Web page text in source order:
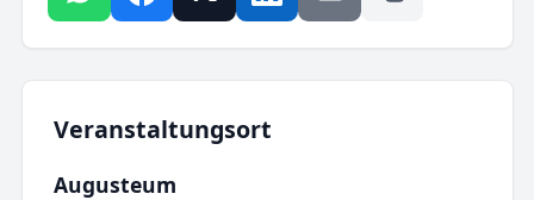
Veranstaltungsort
Augusteum